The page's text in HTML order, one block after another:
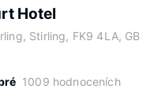
Hotel
Stirling, FK9 4LA, GB
1009 hodnoceních